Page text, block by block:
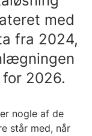
med
fra 2024,
2026.
nogle af de
står med, når